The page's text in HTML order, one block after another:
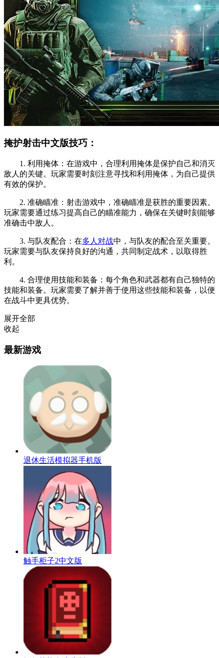
掩护射击中文版技巧：
1. 利用掩体：在游戏中，合理利用掩体是保护自己和消灭
敌人的关键。玩家需要时刻注意寻找和利用掩体，为自己提供
有效的保护。
2. 准确瞄准：射击游戏中，准确瞄准是获胜的重要因素。
玩家需要通过练习提高自己的瞄准能力，确保在关键时刻能够
准确击中敌人。
3. 与队友配合：在多人对战中，与队友的配合至关重要。
玩家需要与队友保持良好的沟通，共同制定战术，以取得胜
利。
4. 合理使用技能和装备：每个角色和武器都有自己独特的
技能和装备。玩家需要了解并善于使用这些技能和装备，以便
在战斗中更具优势。
展开全部
收起
最新游戏
退休生活模拟器手机版
触手柜子2中文版